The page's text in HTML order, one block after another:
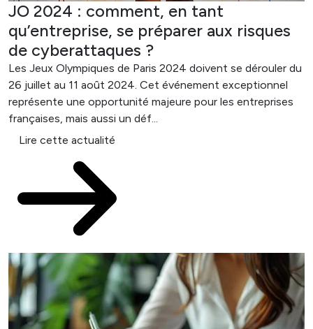
JO 2024 : comment, en tant
qu’entreprise, se préparer aux risques
de cyberattaques ?
Les Jeux Olympiques de Paris 2024 doivent se dérouler du
26 juillet au 11 août 2024. Cet événement exceptionnel
représente une opportunité majeure pour les entreprises
françaises, mais aussi un déf...
Lire cette actualité